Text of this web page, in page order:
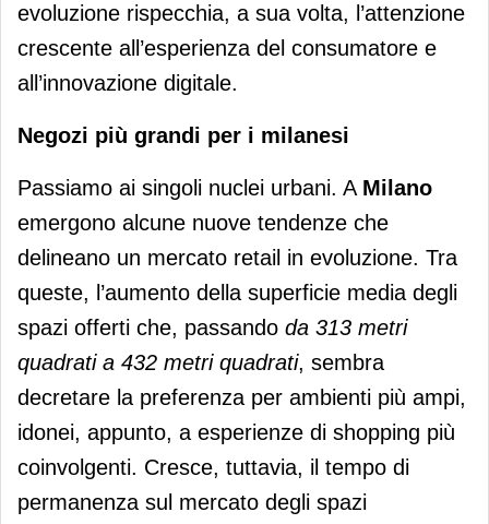
evoluzione rispecchia, a sua volta, l’attenzione
crescente all’esperienza del consumatore e
all’innovazione digitale.
Negozi più grandi per i milanesi
Passiamo ai singoli nuclei urbani. A Milano
emergono alcune nuove tendenze che
delineano un mercato retail in evoluzione. Tra
queste, l’aumento della superficie media degli
spazi offerti che, passando da 313 metri
quadrati a 432 metri quadrati, sembra
decretare la preferenza per ambienti più ampi,
idonei, appunto, a esperienze di shopping più
coinvolgenti. Cresce, tuttavia, il tempo di
permanenza sul mercato degli spazi